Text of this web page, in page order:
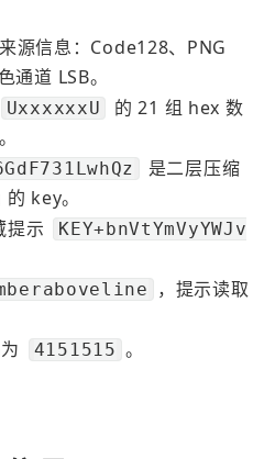
源信息：Code128、PNG
道 LSB。
UxxxxxxU
的 21 组 hex 数
是二层压缩
key。
提示
KEY+bnVtYmVyYWJv
，提示读取
4151515 。